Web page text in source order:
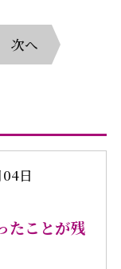
次へ
04日
たことが残